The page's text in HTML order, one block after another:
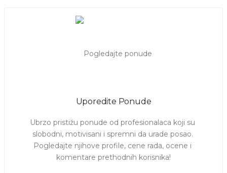
Uporedite Ponude
Ubrzo pristižu ponude od profesionalaca koji su
slobodni, motivisani i spremni da urade posao.
Pogledajte njihove profile, cene rada, ocene i
komentare prethodnih korisnika!